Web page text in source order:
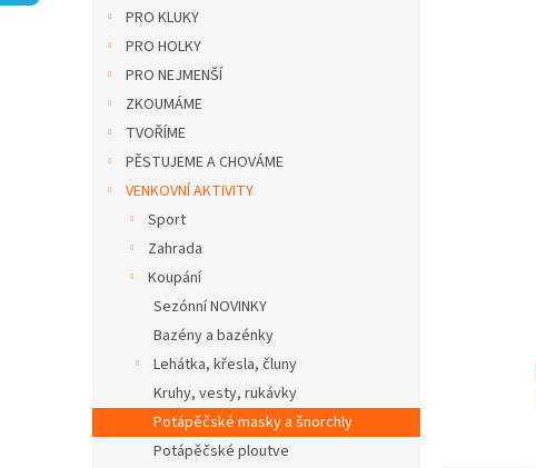
PRO KLUKY
PRO HOLKY
PRO NEJMENŠÍ
ZKOUMÁME
TVOŘÍME
PĚSTUJEME A CHOVÁME
VENKOVNÍ AKTIVITY
Sport
Zahrada
Koupání
Sezónní NOVINKY
Bazény a bazénky
Lehátka, křesla, čluny
Kruhy, vesty, rukávky
Potápěčské masky a šnorchly
Potápěčské ploutve